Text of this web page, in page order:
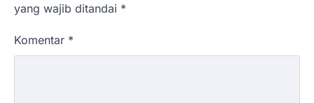
yang wajib ditandai *
Komentar *